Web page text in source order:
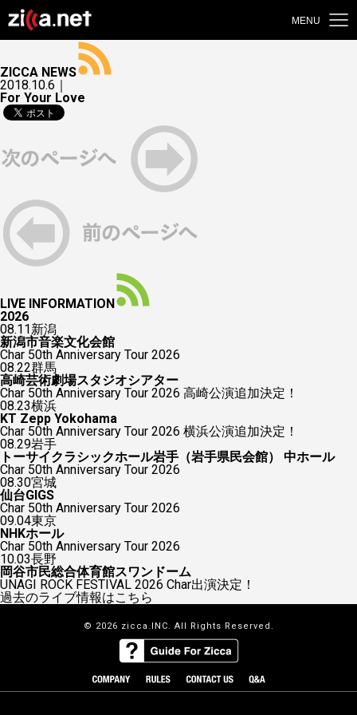
MENU
ZICCA NEWS
2018.10.6｜
For Your Love
LIVE INFORMATION
2026
08.11新潟
新潟市音楽文化会館
Char 50th Anniversary Tour 2026
08.22群馬
高崎芸術劇場スタジオシアター
Char 50th Anniversary Tour 2026 高崎公演追加決定！
08.23横浜
KT Zepp Yokohama
Char 50th Anniversary Tour 2026 横浜公演追加決定！
08.29岩手
トーサイクラシックホール岩手（岩手県民会館） 中ホール
Char 50th Anniversary Tour 2026
08.30宮城
仙台GIGS
Char 50th Anniversary Tour 2026
09.04東京
NHKホール
Char 50th Anniversary Tour 2026
10.03長野
岡谷市民総合体育館スワンドーム
UNAGI ROCK FESTIVAL 2026 Char出演決定！
過去のライブ情報はこちら
© 2026 zicca.INC. All Rights Reserved.